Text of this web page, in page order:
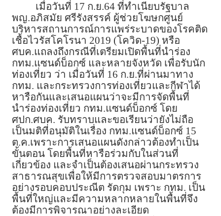
เมื่อวันที่ 17 ก.ย.64 ที่ทำเนียบรัฐบาล
พญ.อภิสมัย ศรีรังสรรค์ ผู้ช่วยโฆษกศูนย์
บริหารสถานการณ์การแพร่ระบาดของโรคติด
เชื้อไวรัสโคโรนา 2019 (โควิด-19) หรือ
ศบค.แถลงถึงกรณีที่เตรียมเปิดพื้นที่นำร่อง
กทม.แซนด์บ็อกซ์ และหลายจังหวัด เพื่อรับนัก
ท่องเที่ยว ว่า เมื่อวันที่ 16 ก.ย.ที่ผ่านมาทาง
กทม. และกระทรวงการท่องเที่ยวและกีฬาได้
หารือกันและเสนอแผนว่าจะมีการจัดพื้นที่
นำร่องท่องเที่ยว กทม.แซนด์บ็อกซ์ โดย
ศปก.ศบค. รับทราบและขอเรียนว่ายังไม่ถือ
เป็นมติที่อนุมัติในเรื่อง กทม.แซนด์บ็อกซ์ 15
ต.ค.เพราะการเสนอแผนดังกล่าวต้องทำเป็น
ขั้นตอน โดยพื้นที่หารือร่วมกับในส่วนที่
เกี่ยวข้อง และจำเป็นต้องเสนอผ่านกระทรวง
สาธารณสุขเพื่อให้มีการตรวจสอบมาตรการ
อย่างรอบคอบประณีต รัดกุม เพราะ กทม. เป็น
พื้นที่ใหญ่และมีความหลากหลายในพื้นที่จึง
ต้องมีการพิจารณาอย่างละเอียด